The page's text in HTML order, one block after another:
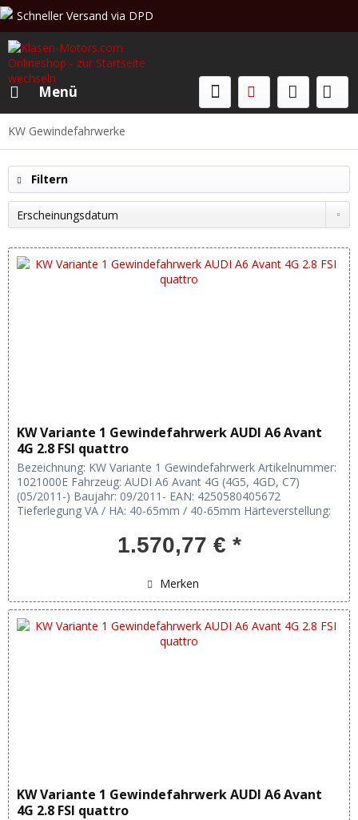
Schneller Versand via DPD
Beratung & Verkauf: +49 (0)208 62 67 34 02
Menü
KW Gewindefahrwerke
Filtern
KW Variante 1 Gewindefahrwerk AUDI A6 Avant
4G 2.8 FSI quattro
Bezeichnung: KW Variante 1 Gewindefahrwerk Artikelnummer:
1021000E Fahrzeug: AUDI A6 Avant 4G (4G5, 4GD, C7)
(05/2011-) Baujahr: 09/2011- EAN: 4250580405672
Tieferlegung VA / HA: 40-65mm / 40-65mm Härteverstellung:
1.570,77 € *
Merken
KW Variante 1 Gewindefahrwerk AUDI A6 Avant
4G 2.8 FSI quattro